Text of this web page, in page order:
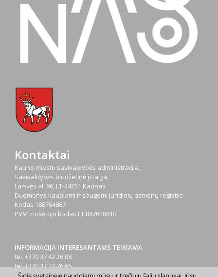
Kontaktai
Kauno miesto savivaldybės administracija,
Savivaldybės biudžetinė įstaiga,
Laisvės al. 96, LT-44251 Kaunas
Duomenys kaupiami ir saugomi Juridinių asmenų registre
Kodas 188764867
PVM mokėtojo kodas LT 887648610
INFORMACIJA INTERESANTAMS TEIKIAMA
tel. +370 37 42 26 08
tel. +370 37 77 76 66
tel. +370 660 07000